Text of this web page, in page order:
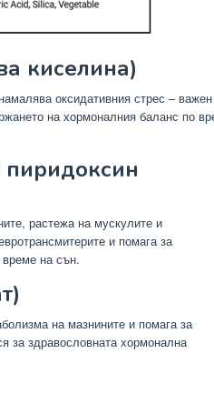
киселина)
оксидативния стрес –
на хормоналния баланс по
растежа на мускулите и
и помага за
на сън.
на мазнините и помага за
за здравословната хормонална